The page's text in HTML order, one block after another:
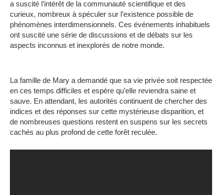
a suscité l’intérêt de la communauté scientifique et des
curieux, nombreux à spéculer sur l’existence possible de
phénomènes interdimensionnels. Ces événements inhabituels
ont suscité une série de discussions et de débats sur les
aspects inconnus et inexplorés de notre monde.
La famille de Mary a demandé que sa vie privée soit respectée
en ces temps difficiles et espère qu’elle reviendra saine et
sauve. En attendant, les autorités continuent de chercher des
indices et des réponses sur cette mystérieuse disparition, et
de nombreuses questions restent en suspens sur les secrets
cachés au plus profond de cette forêt reculée.